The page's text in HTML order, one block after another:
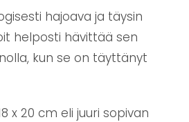
hajoava ja täysin
helposti hävittää sen
kun se on täyttänyt
x 20 cm eli juuri sopivan